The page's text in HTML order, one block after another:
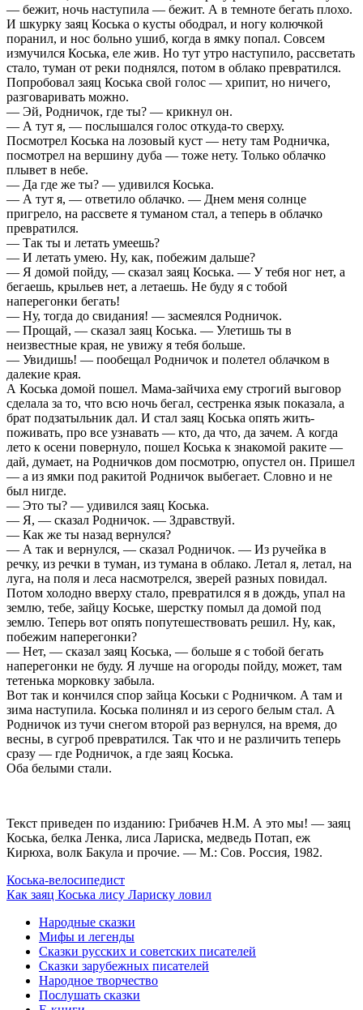
— бежит, ночь наступила — бежит. А в темноте бегать плохо.
И шкурку заяц Коська о кусты ободрал, и ногу колючкой
поранил, и нос больно ушиб, когда в ямку попал. Совсем
измучился Коська, еле жив. Но тут утро наступило, рассветать
стало, туман от реки поднялся, потом в облако превратился.
Попробовал заяц Коська свой голос — хрипит, но ничего,
разговаривать можно.
— Эй, Родничок, где ты? — крикнул он.
— А тут я, — послышался голос откуда-то сверху.
Посмотрел Коська на лозовый куст — нету там Родничка,
посмотрел на вершину дуба — тоже нету. Только облачко
плывет в небе.
— Да где же ты? — удивился Коська.
— А тут я, — ответило облачко. — Днем меня солнце
пригрело, на рассвете я туманом стал, а теперь в облачко
превратился.
— Так ты и летать умеешь?
— И летать умею. Ну, как, побежим дальше?
— Я домой пойду, — сказал заяц Коська. — У тебя ног нет, а
бегаешь, крыльев нет, а летаешь. Не буду я с тобой
наперегонки бегать!
— Ну, тогда до свидания! — засмеялся Родничок.
— Прощай, — сказал заяц Коська. — Улетишь ты в
неизвестные края, не увижу я тебя больше.
— Увидишь! — пообещал Родничок и полетел облачком в
далекие края.
А Коська домой пошел. Мама-зайчиха ему строгий выговор
сделала за то, что всю ночь бегал, сестренка язык показала, а
брат подзатыльник дал. И стал заяц Коська опять жить-
поживать, про все узнавать — кто, да что, да зачем. А когда
лето к осени повернуло, пошел Коська к знакомой раките —
дай, думает, на Родничков дом посмотрю, опустел он. Пришел
— а из ямки под ракитой Родничок выбегает. Словно и не
был нигде.
— Это ты? — удивился заяц Коська.
— Я, — сказал Родничок. — Здравствуй.
— Как же ты назад вернулся?
— А так и вернулся, — сказал Родничок. — Из ручейка в
речку, из речки в туман, из тумана в облако. Летал я, летал, на
луга, на поля и леса насмотрелся, зверей разных повидал.
Потом холодно вверху стало, превратился я в дождь, упал на
землю, тебе, зайцу Коське, шерстку помыл да домой под
землю. Теперь вот опять попутешествовать решил. Ну, как,
побежим наперегонки?
— Нет, — сказал заяц Коська, — больше я с тобой бегать
наперегонки не буду. Я лучше на огороды пойду, может, там
тетенька морковку забыла.
Вот так и кончился спор зайца Коськи с Родничком. А там и
зима наступила. Коська полинял и из серого белым стал. А
Родничок из тучи снегом второй раз вернулся, на время, до
весны, в сугроб превратился. Так что и не различить теперь
сразу — где Родничок, а где заяц Коська.
Оба белыми стали.
Текст приведен по изданию: Грибачев Н.М. А это мы! — заяц
Коська, белка Ленка, лиса Лариска, медведь Потап, еж
Кирюха, волк Бакула и прочие. — М.: Сов. Россия, 1982.
Коська-велосипедист
Как заяц Коська лису Лариску ловил
Народные сказки
Мифы и легенды
Сказки русских и советских писателей
Сказки зарубежных писателей
Народное творчество
Послушать сказки